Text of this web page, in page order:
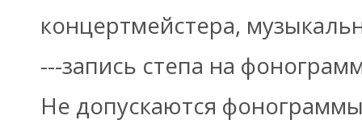
концертмейстера,
---запись степа на
Не допускаются